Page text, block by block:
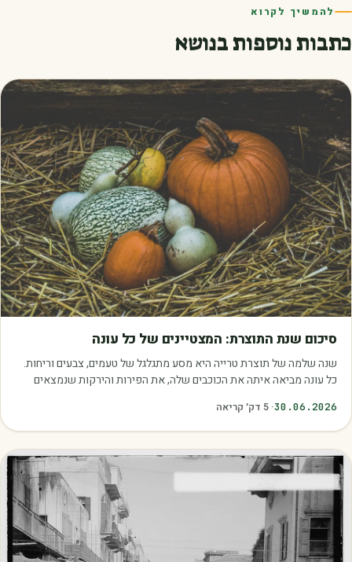
להמשיך לקרוא
כתבות נוספות בנושא
סיכום שנת התוצרת: המצטיינים של כל עונה
שנה שלמה של תוצרת טרייה היא מסע מתגלגל של טעמים, צבעים וריחות.
כל עונה מביאה איתה את הכוכבים שלה, את הפירות והירקות שנמצאים
30.06.2026
·
5 דק׳ קריאה